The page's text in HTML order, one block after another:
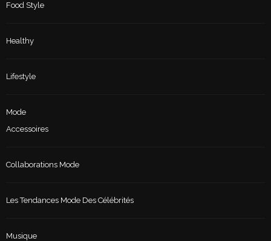
Food Style
Healthy
Lifestyle
Mode
Accessoires
Collaborations Mode
Les Tendances Mode Des Célébrités
Musique